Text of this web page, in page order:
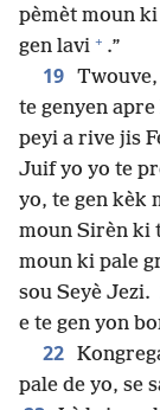
pèmèt moun
gen lavi + .”
19
te genyen
peyi a rive jis
Juif yo yo te
yo, te gen kèk
moun Sirèn ki
moun ki pale
sou Seyè Jezi.
e te gen yon
22
pale de yo, se